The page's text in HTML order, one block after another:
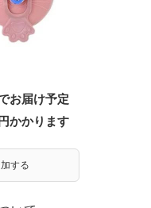
お届け予定
円かかります
する